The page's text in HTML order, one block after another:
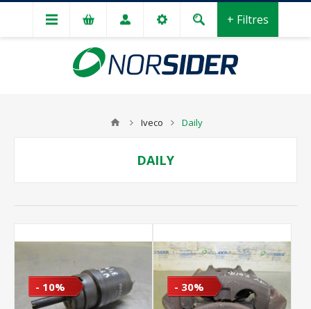
+ Filtres
Iveco Daily
DAILY
- 10% - 30%